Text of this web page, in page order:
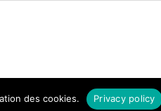
des cookies. Privacy policy